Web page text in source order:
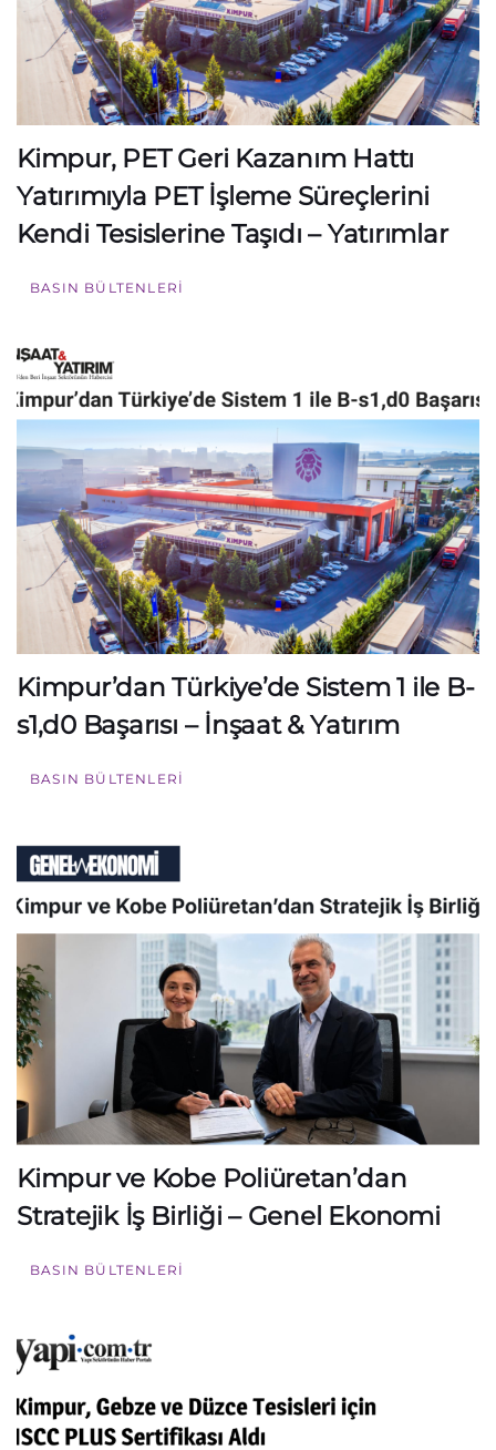
Kimpur, PET Geri Kazanım Hattı
Yatırımıyla PET İşleme Süreçlerini
Kendi Tesislerine Taşıdı – Yatırımlar
BASIN BÜLTENLERI
Kimpur’dan Türkiye’de Sistem 1 ile B-
s1,d0 Başarısı – İnşaat & Yatırım
BASIN BÜLTENLERI
Kimpur ve Kobe Poliüretan’dan
Stratejik İş Birliği – Genel Ekonomi
BASIN BÜLTENLERI